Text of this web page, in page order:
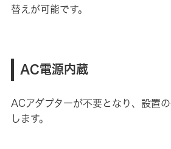
替えが可能です。
AC電源内蔵
ACアダプターが不要となり、設置
します。